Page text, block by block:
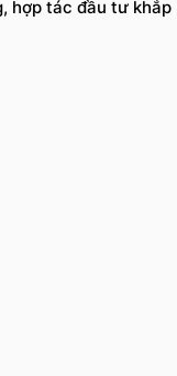
hợp tác đầu tư khắp